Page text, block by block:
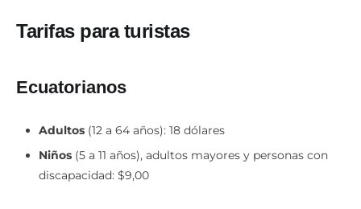
Tarifas para turistas
Ecuatorianos
Adultos (12 a 64 años): 18 dólares
Niños (5 a 11 años), adultos mayores y personas con
discapacidad: $9,00